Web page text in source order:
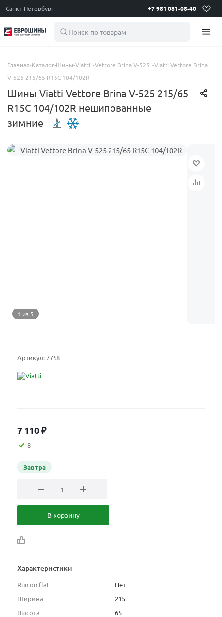
Санкт-Петербург +7 981 081-08-40
Поиск по товарам
Главная-Каталог-Шины-Viatti -Vettore Brina V-525 -Viatti Vettore Brina
V-525 215/65 R15C 104/102R
Шины Viatti Vettore Brina V-525 215/65
R15C 104/102R нешипованные
зимние
1 из 5
Артикул:7758
7 110₽
8
Завтра
В корзину
Характеристики
Run on flat
Нет
Ширина
215
Высота
65